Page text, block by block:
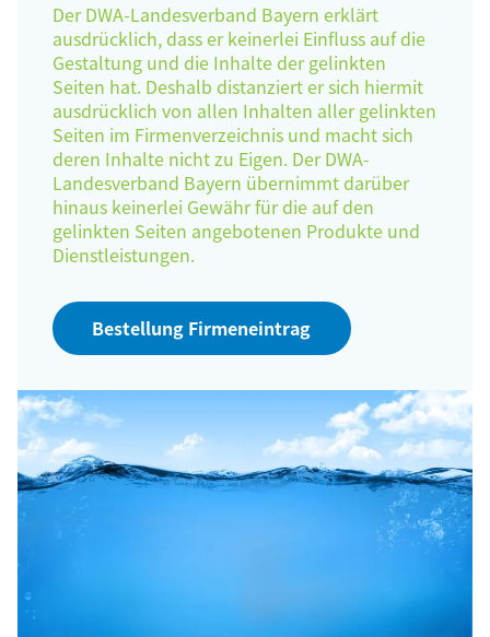
Der DWA-Landesverband Bayern erklärt
ausdrücklich, dass er keinerlei Einfluss auf die
Gestaltung und die Inhalte der gelinkten
Seiten hat. Deshalb distanziert er sich hiermit
ausdrücklich von allen Inhalten aller gelinkten
Seiten im Firmenverzeichnis und macht sich
deren Inhalte nicht zu Eigen. Der DWA-
Landesverband Bayern übernimmt darüber
hinaus keinerlei Gewähr für die auf den
gelinkten Seiten angebotenen Produkte und
Dienstleistungen.
Bestellung Firmeneintrag